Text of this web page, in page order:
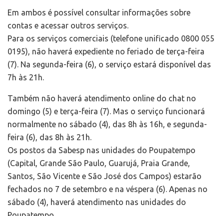
Em ambos é possível consultar informações sobre
contas e acessar outros serviços.
Para os serviços comerciais (telefone unificado 0800 055
0195), não haverá expediente no feriado de terça-feira
(7). Na segunda-feira (6), o serviço estará disponível das
7h às 21h.
Também não haverá atendimento online do chat no
domingo (5) e terça-feira (7). Mas o serviço funcionará
normalmente no sábado (4), das 8h às 16h, e segunda-
feira (6), das 8h às 21h.
Os postos da Sabesp nas unidades do Poupatempo
(Capital, Grande São Paulo, Guarujá, Praia Grande,
Santos, São Vicente e São José dos Campos) estarão
fechados no 7 de setembro e na véspera (6). Apenas no
sábado (4), haverá atendimento nas unidades do